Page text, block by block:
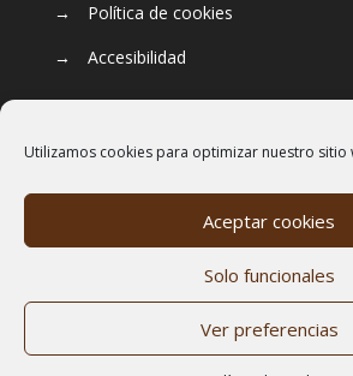
Utilizamos cookies para optimizar nuestro sitio
Aceptar cookies
Solo funcionales
Ver preferencias
→
Política de cookies
→
Accesibilidad